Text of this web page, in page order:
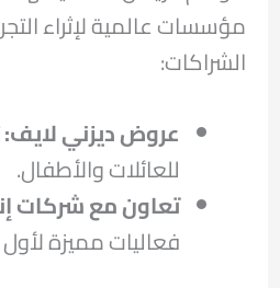
مؤسسات عالمية لإثراء
الشراكات:
عروض ديزني لايف:
للعائلات والأطفال.
تعاون مع شركات
فعاليات مميزة